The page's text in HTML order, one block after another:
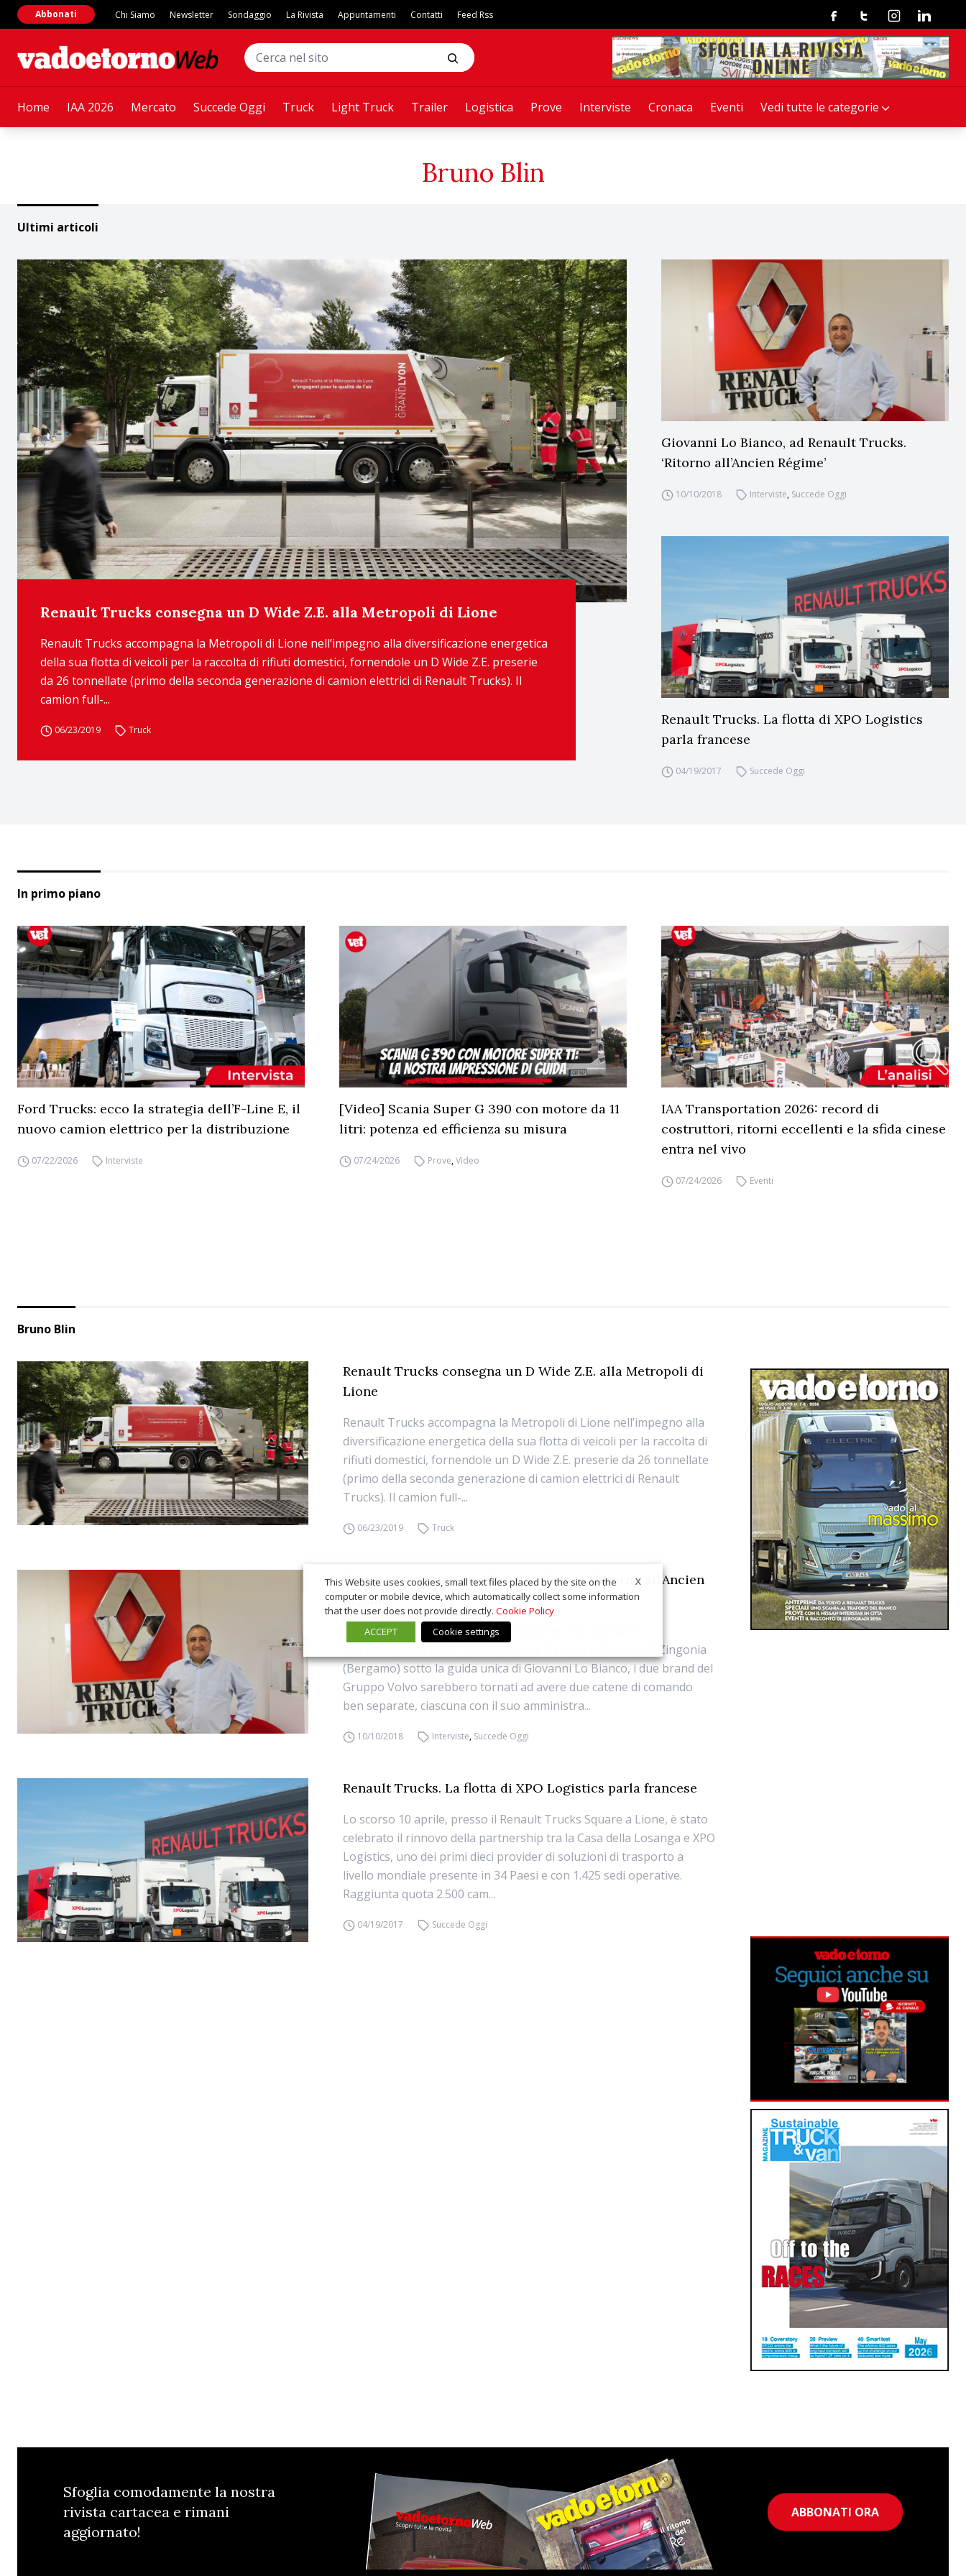
Home IAA 2026 Mercato Succede Oggi Truck Light Truck Trailer Logistica Prove Interviste Cronaca Eventi Vedi tutte le categorie
Abbonati Chi Siamo Newsletter Sondaggio La Rivista Appuntamenti Contatti Feed Rss FacebookTwitterInstagramLinkedin
Bruno Blin
Ultimi articoli
Renault Trucks consegna un D Wide Z.E. alla Metropoli di Lione
Renault Trucks accompagna la Metropoli di Lione nell’impegno alla diversificazione energetica
della sua flotta di veicoli per la raccolta di rifiuti domestici, fornendole un D Wide Z.E. preserie
da 26 tonnellate (primo della seconda generazione di camion elettrici di Renault Trucks). Il
camion full-...
06/23/2019 Truck
Giovanni Lo Bianco, ad Renault Trucks.
‘Ritorno all’Ancien Régime’
10/10/2018 Interviste, Succede Oggi
Renault Trucks. La flotta di XPO Logistics
parla francese
04/19/2017 Succede Oggi
In primo piano
Ford Trucks: ecco la strategia dell’F-Line E, il
nuovo camion elettrico per la distribuzione
07/22/2026 Interviste
[Video] Scania Super G 390 con motore da 11
litri: potenza ed efficienza su misura
07/24/2026 Prove,Video
IAA Transportation 2026: record di
costruttori, ritorni eccellenti e la sfida cinese
entra nel vivo
07/24/2026 Eventi
Bruno Blin
Renault Trucks consegna un D Wide Z.E. alla Metropoli di
Lione
Renault Trucks accompagna la Metropoli di Lione nell’impegno alla
diversificazione energetica della sua flotta di veicoli per la raccolta di
rifiuti domestici, fornendole un D Wide Z.E. preserie da 26 tonnellate
(primo della seconda generazione di camion elettrici di Renault
Trucks). Il camion full-...
06/23/2019 Truck
Giovanni Lo Bianco, ad Renault Trucks. ‘Ritorno all’Ancien
Régime’
È del 15 giugno scorso la comunicazione che, a tre anni
dall’accorpamento dei marchi Volvo e Renault nella sede di Zingonia
(Bergamo) sotto la guida unica di Giovanni Lo Bianco, i due brand del
Gruppo Volvo sarebbero tornati ad avere due catene di comando
ben separate, ciascuna con il suo amministra...
10/10/2018 Interviste, Succede Oggi
Renault Trucks. La flotta di XPO Logistics parla francese
Lo scorso 10 aprile, presso il Renault Trucks Square a Lione, è stato
celebrato il rinnovo della partnership tra la Casa della Losanga e XPO
Logistics, uno dei primi dieci provider di soluzioni di trasporto a
livello mondiale presente in 34 Paesi e con 1.425 sedi operative.
Raggiunta quota 2.500 cam...
04/19/2017 Succede Oggi
Sfoglia comodamente la nostra
rivista cartacea e rimani
aggiornato!
ABBONATI ORA
X
This Website uses cookies, small text files placed by the site on the
computer or mobile device, which automatically collect some information
that the user does not provide directly. Cookie Policy
ACCEPT
Cookie settings